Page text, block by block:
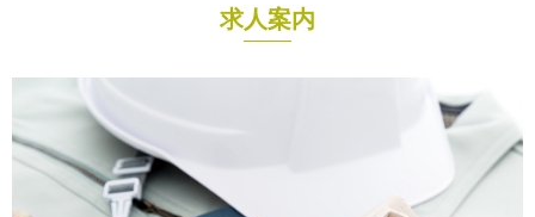
求人案内